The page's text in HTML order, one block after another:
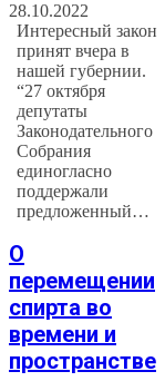
28.10.2022
Интересный закон
принят вчера в
нашей губернии.
“27 октября
депутаты
Законодательного
Собрания
единогласно
поддержали
предложенный…
О
перемещении
спирта во
времени и
пространстве